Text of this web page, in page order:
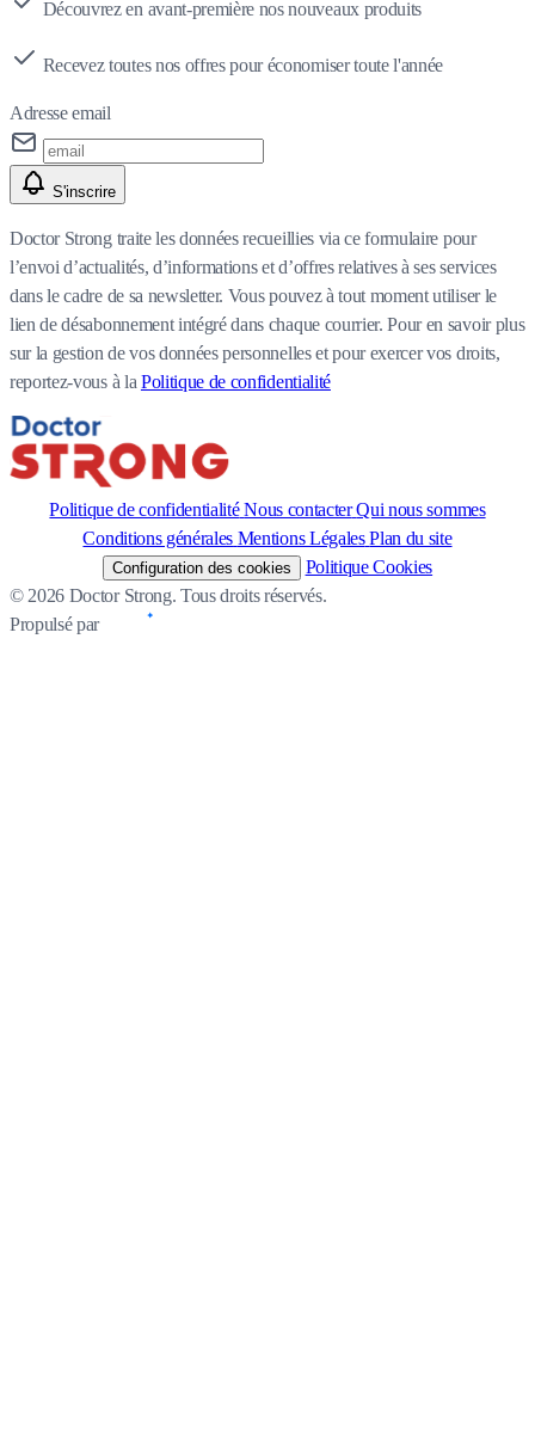
Découvrez en avant-première nos nouveaux produits
Recevez toutes nos offres pour économiser toute l'année
Adresse email
S'inscrire
Doctor Strong traite les données recueillies via ce formulaire pour
l’envoi d’actualités, d’informations et d’offres relatives à ses services
dans le cadre de sa newsletter. Vous pouvez à tout moment utiliser le
lien de désabonnement intégré dans chaque courrier. Pour en savoir plus
sur la gestion de vos données personnelles et pour exercer vos droits,
reportez-vous à la Politique de confidentialité
Politique de confidentialité Nous contacter Qui nous sommes
Conditions générales Mentions Légales Plan du site
Configuration des cookies
Politique Cookies
© 2026 Doctor Strong. Tous droits réservés.
Propulsé par